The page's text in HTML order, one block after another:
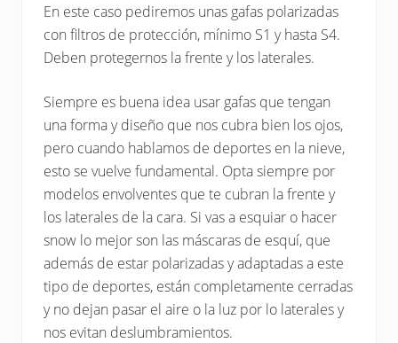
En este caso pediremos unas gafas polarizadas
con filtros de protección, mínimo S1 y hasta S4.
Deben protegernos la frente y los laterales.
Siempre es buena idea usar gafas que tengan
una forma y diseño que nos cubra bien los ojos,
pero cuando hablamos de deportes en la nieve,
esto se vuelve fundamental. Opta siempre por
modelos envolventes que te cubran la frente y
los laterales de la cara. Si vas a esquiar o hacer
snow lo mejor son las máscaras de esquí, que
además de estar polarizadas y adaptadas a este
tipo de deportes, están completamente cerradas
y no dejan pasar el aire o la luz por lo laterales y
nos evitan deslumbramientos.